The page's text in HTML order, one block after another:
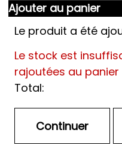
Ajouter au panier
Le produit a été
Le stock est
rajoutées au panier
Total: